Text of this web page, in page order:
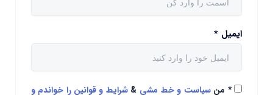
ایمیل *
* منسیاست و خط مشی &شرایط و قوانین را خواندم و